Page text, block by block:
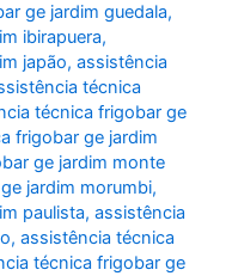
ge jardim guedala,
ibirapuera,
japão,assistência
técnica
técnica frigobar ge
frigobar ge jardim
ge jardim monte
jardim morumbi,
paulista,assistência
,assistência técnica
técnica frigobar ge